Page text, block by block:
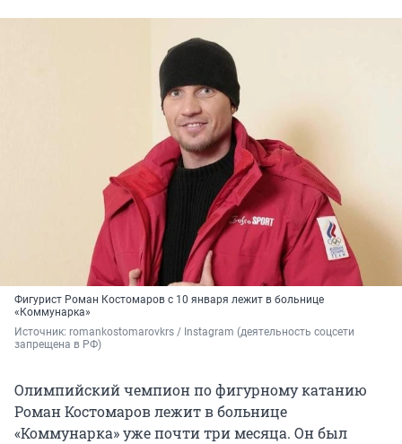
Фигурист Роман Костомаров с 10 января лежит в больнице
«Коммунарка»
Источник: romankostomarovkrs / Instagram (деятельность соцсети
запрещена в РФ)
Олимпийский чемпион по фигурному катанию
Роман Костомаров лежит в больнице
«Коммунарка» уже почти три месяца. Он был